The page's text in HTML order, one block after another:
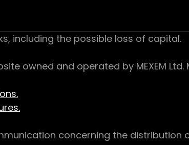
including the possible loss of capital.
owned and operated by MEXEM Ltd.
concerning the distribution